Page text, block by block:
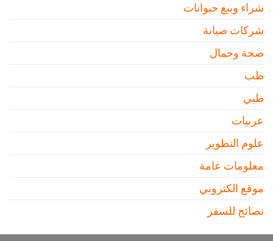
شراء وبيع حيوانات
شركات صيانة
صحة وجمال
طب
طبي
عربيات
علوم التطوير
معلومات عامة
موقع الكتروني
نصائج للسفر